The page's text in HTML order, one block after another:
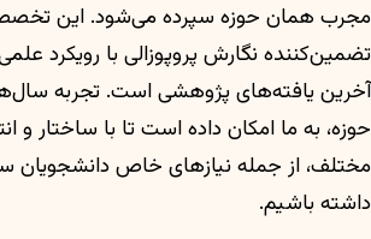
مجرب همان حوزه سپرده می‌شود. این
تضمین‌کننده نگارش پروپوزالی با رویکرد
آخرین یافته‌های پژوهشی است. تجربه
حوزه، به ما امکان داده است تا با ساختار و
مختلف، از جمله نیازهای خاص دانشجویان
داشته باشیم.